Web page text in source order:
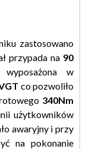
zastosowano
przypada na 90
w
co pozwoliło
340Nm
użytkowników
awaryjny i przy
na pokonanie